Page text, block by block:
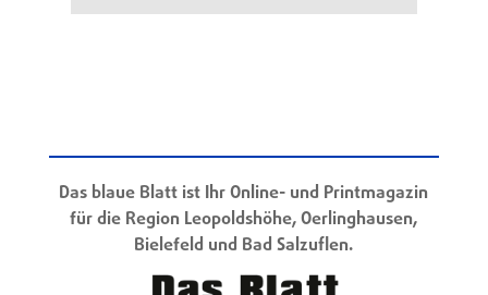
Das blaue Blatt ist Ihr Online- und Printmagazin
für die Region Leopoldshöhe, Oerlinghausen,
Bielefeld und Bad Salzuflen.